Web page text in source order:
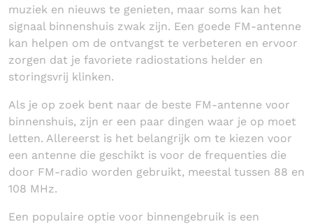
muziek en nieuws te genieten, maar soms kan het
signaal binnenshuis zwak zijn. Een goede FM-antenne
kan helpen om de ontvangst te verbeteren en ervoor
zorgen dat je favoriete radiostations helder en
storingsvrij klinken.
Als je op zoek bent naar de beste FM-antenne voor
binnenshuis, zijn er een paar dingen waar je op moet
letten. Allereerst is het belangrijk om te kiezen voor
een antenne die geschikt is voor de frequenties die
door FM-radio worden gebruikt, meestal tussen 88 en
108 MHz.
Een populaire optie voor binnengebruik is een